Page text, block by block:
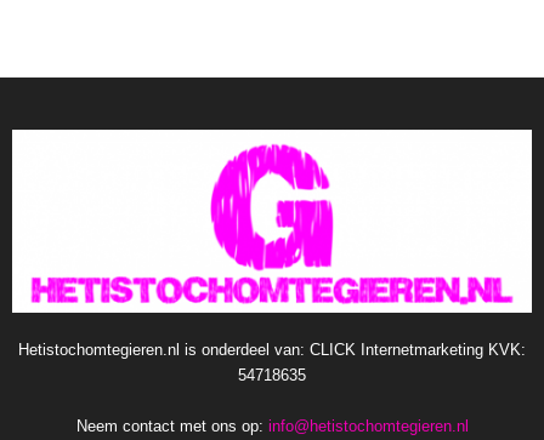
Hetistochomtegieren.nl is onderdeel van: CLICK Internetmarketing KVK:
54718635
Neem contact met ons op: info@hetistochomtegieren.nl